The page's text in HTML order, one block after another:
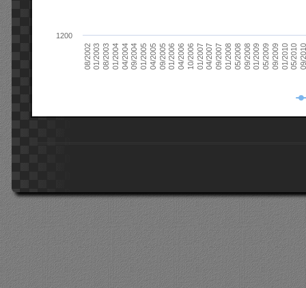
08/200201/200308/200301/200404/200409/200401/200504/200509/200501/200604/200610/200601/200704/200709/200701/200805/200809/200801/200905/200909/200901/201005/201009/
1200